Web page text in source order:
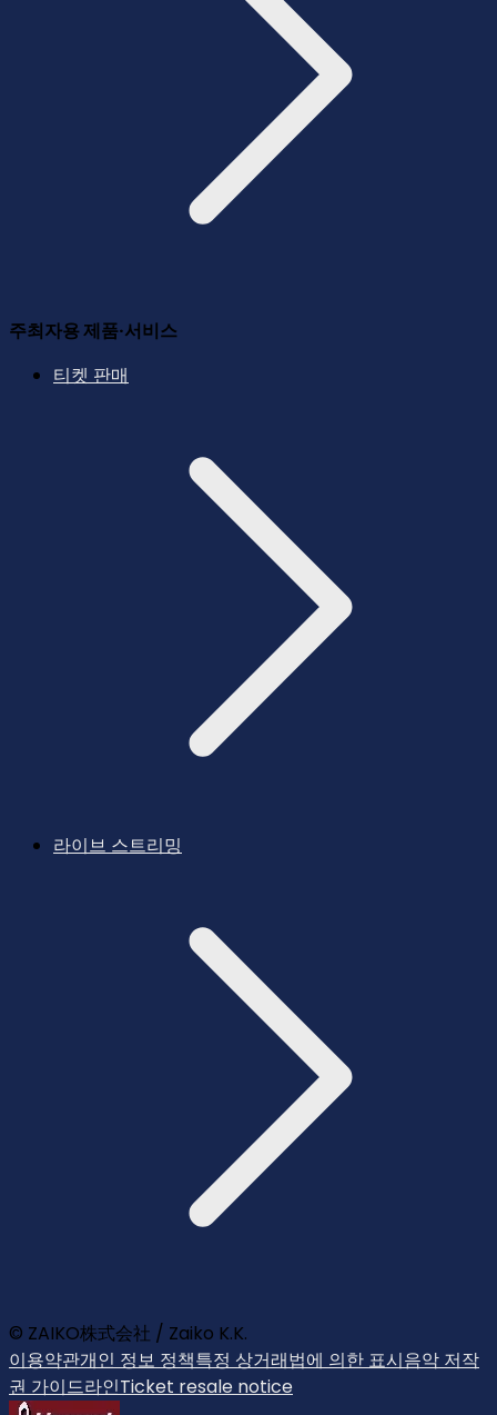
주최자용 제품·서비스
티켓 판매
라이브 스트리밍
© ZAIKO株式会社 / Zaiko K.K.
이용약관개인 정보 정책특정 상거래법에 의한 표시음악 저작
권 가이드라인Ticket resale notice